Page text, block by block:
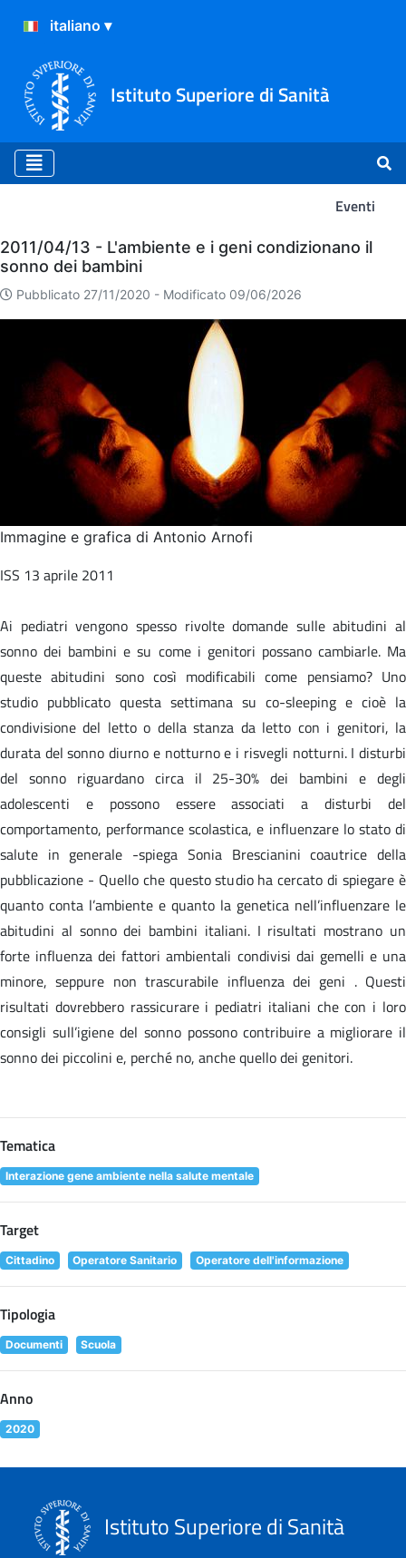
Istituto Superiore di Sanità
Eventi
Eventi
2011/04/13 - L'ambiente e i geni condizionano il
sonno dei bambini
Pubblicato 27/11/2020 - Modificato 09/06/2026
Immagine e grafica di Antonio Arnofi
ISS 13 aprile 2011
Ai pediatri vengono spesso rivolte domande sulle abitudini al
sonno dei bambini e su come i genitori possano cambiarle. Ma
queste abitudini sono così modificabili come pensiamo? Uno
studio pubblicato questa settimana su co-sleeping e cioè la
condivisione del letto o della stanza da letto con i genitori, la
durata del sonno diurno e notturno e i risvegli notturni. I disturbi
del sonno riguardano circa il 25-30% dei bambini e degli
adolescenti e possono essere associati a disturbi del
comportamento, performance scolastica, e influenzare lo stato di
salute in generale -spiega Sonia Brescianini coautrice della
pubblicazione - Quello che questo studio ha cercato di spiegare è
quanto conta l’ambiente e quanto la genetica nell’influenzare le
abitudini al sonno dei bambini italiani. I risultati mostrano un
forte influenza dei fattori ambientali condivisi dai gemelli e una
minore, seppure non trascurabile influenza dei geni . Questi
risultati dovrebbero rassicurare i pediatri italiani che con i loro
consigli sull’igiene del sonno possono contribuire a migliorare il
sonno dei piccolini e, perché no, anche quello dei genitori.
Tematica
Interazione gene ambiente nella salute mentale
Target
Cittadino Operatore Sanitario Operatore dell'informazione
Tipologia
Documenti Scuola
Anno
2020
Istituto Superiore di Sanità